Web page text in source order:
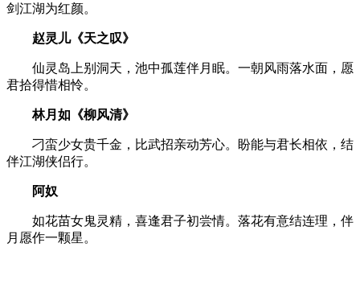
剑江湖为红颜。
赵灵儿《天之叹》
仙灵岛上别洞天，池中孤莲伴月眠。一朝风雨落水面，愿
君拾得惜相怜。
林月如《柳风清》
刁蛮少女贵千金，比武招亲动芳心。盼能与君长相依，结
伴江湖侠侣行。
阿奴
如花苗女鬼灵精，喜逢君子初尝情。落花有意结连理，伴
月愿作一颗星。